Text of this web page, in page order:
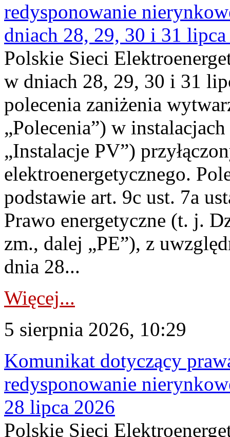
redysponowanie
dniach 28, 29, 30 i 31
Polskie Sieci
w dniach 28, 29, 30 i 31
polecenia zaniżenia
„Polecenia”) w
„Instalacje PV”)
elektroenergetycznego.
podstawie art. 9c ust. 7a
Prawo energetyczne (t. j.
zm., dalej „PE”), z
dnia 28...
Więcej...
5 sierpnia 2026, 10:29
Komunikat dotyczący
redysponowanie
28 lipca 2026
Polskie Sieci